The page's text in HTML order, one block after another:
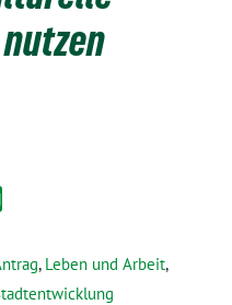
, Leben und Arbeit,